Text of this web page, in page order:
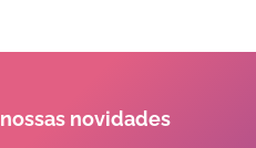
nossas novidades